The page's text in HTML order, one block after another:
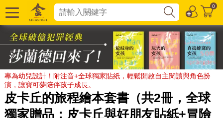
0
專為幼兒設計！附注音+全球獨家貼紙，輕鬆開啟自主閱讀與角色扮
演，讓寶可夢陪伴孩子成長。
皮卡丘的旅程繪本套書（共2冊，全球
獨家贈品：皮卡丘與好朋友貼紙+冒險